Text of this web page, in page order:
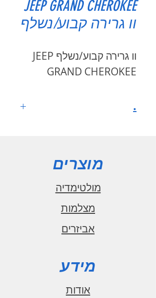
JEEP GRAND CHEROKEE
וו גרירה קבוע/נשלף
וו גרירה קבוע/נשלף JEEP
GRAND CHEROKEE
.
מוצרים
מולטימדיה
מצלמות
אביזרים
מידע
אודות